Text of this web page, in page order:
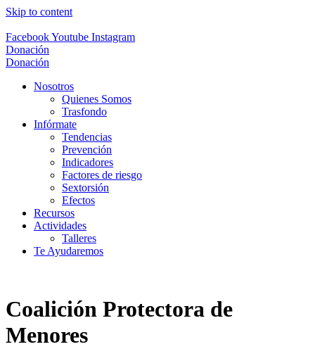
Skip to content
FacebookYoutube Instagram
Donación
Donación
Nosotros
Quienes Somos
Trasfondo
Infórmate
Tendencias
Prevención
Indicadores
Factores de riesgo
Sextorsión
Efectos
Recursos
Actividades
Talleres
Te Ayudaremos
Coalición Protectora de
Menores